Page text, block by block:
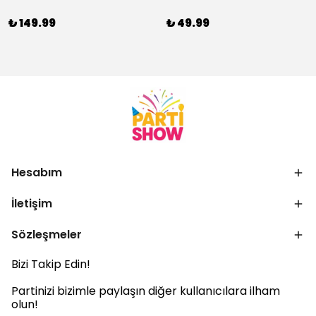
₺ 149.99 ₺ 49.99
Hesabım
İletişim
Sözleşmeler
Bizi Takip Edin!
Partinizi bizimle paylaşın diğer kullanıcılara ilham
olun!